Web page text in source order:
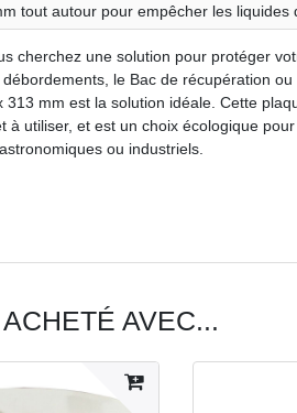
tout autour pour empêcher les liquides
cherchez une solution pour protéger
le Bac de récupération
313 mm est la solution idéale. Cette
à utiliser, et est un choix écologique
ou industriels.
AVEC...